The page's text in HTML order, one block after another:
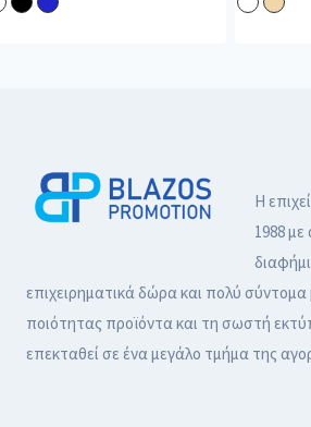
Η
1988 με
επιχειρηματικά δώρα και πολύ
ποιότητας προϊόντα και τη σωστή
επεκταθεί σε ένα μεγάλο τμήμα της